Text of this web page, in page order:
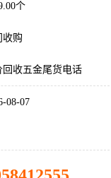
个
收购
回收五金尾货电话
08-07